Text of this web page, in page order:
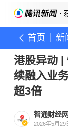
·
首页 新
港股异动 |
续融入业
超3倍
智通财经网
2026年5月29